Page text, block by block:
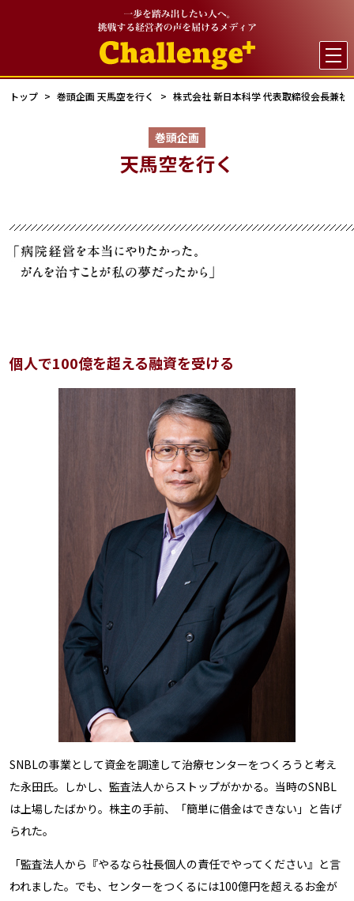

トップ 巻頭企画 天馬空を行く 株式会社 新日本科学 代表取締役会長兼
巻頭企画
天馬空を行く
個人で100億を超える融資を受ける
SNBLの事業として資金を調達して治療センターをつくろうと考え
た永田氏。しかし、監査法人からストップがかかる。当時のSNBL
は上場したばかり。株主の手前、「簡単に借金はできない」と告げ
られた。
「監査法人から『やるなら社長個人の責任でやってください』と言
われました。でも、センターをつくるには100億円を超えるお金が